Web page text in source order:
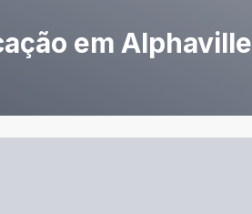
em Alphaville